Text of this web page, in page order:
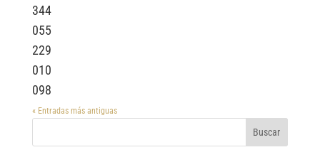
344
055
229
010
098
« Entradas más antiguas